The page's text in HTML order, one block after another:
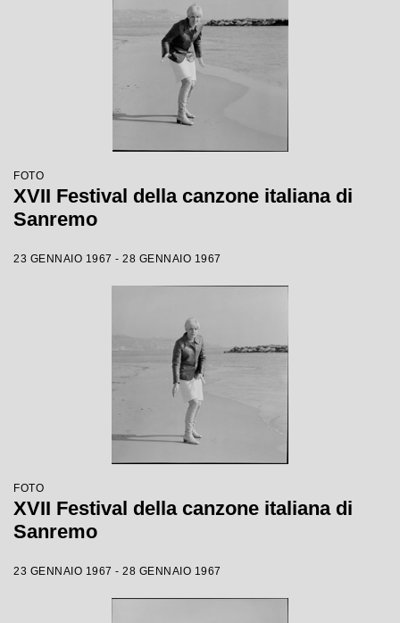
FOTO
XVII Festival della canzone italiana di
Sanremo
23 GENNAIO 1967 - 28 GENNAIO 1967
FOTO
XVII Festival della canzone italiana di
Sanremo
23 GENNAIO 1967 - 28 GENNAIO 1967